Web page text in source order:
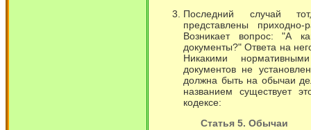
Последний случай
представлены
Возникает вопрос: "А
документы?" Ответа на
Никакими
документов не
должна быть на обычаи
названием существует
кодексе:
Статья 5. Обычаи